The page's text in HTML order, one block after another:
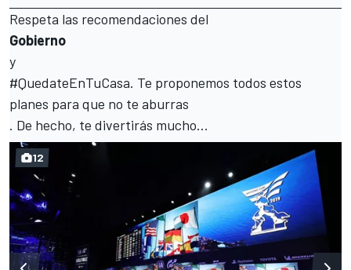
Respeta las recomendaciones del
Gobierno
y
#QuedateEnTuCasa. Te proponemos todos estos
planes para que no te aburras
. De hecho, te divertirás mucho...
12